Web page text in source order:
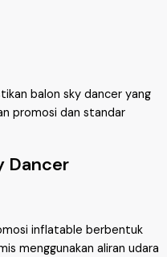
balon sky dancer yang
promosi dan standar
Dancer
inflatable berbentuk
menggunakan aliran udara